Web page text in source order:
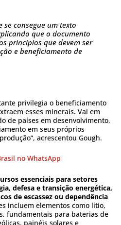
se consegue um texto
que o documento
princípios que devem ser
e beneficiamento de
privilegia o beneficiamento
esses minerais. Vai em
de países em desenvolvimento,
em seus próprios
acrescentou Gough.
no WhatsApp
essenciais para setores
defesa e transição energética,
de escassez ou dependência
incluem elementos como lítio,
fundamentais para baterias de
painéis solares e